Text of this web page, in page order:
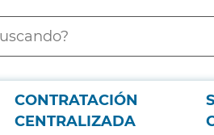
CONTRATACIÓN
CENTRALIZADA
Mice